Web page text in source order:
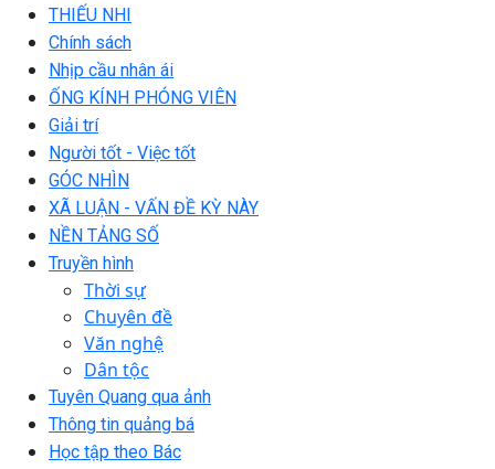
THIẾU NHI
Chính sách
Nhịp cầu nhân ái
ỐNG KÍNH PHÓNG VIÊN
Giải trí
Người tốt - Việc tốt
GÓC NHÌN
XÃ LUẬN - VẤN ĐỀ KỲ NÀY
NỀN TẢNG SỐ
Truyền hình
Thời sự
Chuyên đề
Văn nghệ
Dân tộc
Tuyên Quang qua ảnh
Thông tin quảng bá
Học tập theo Bác